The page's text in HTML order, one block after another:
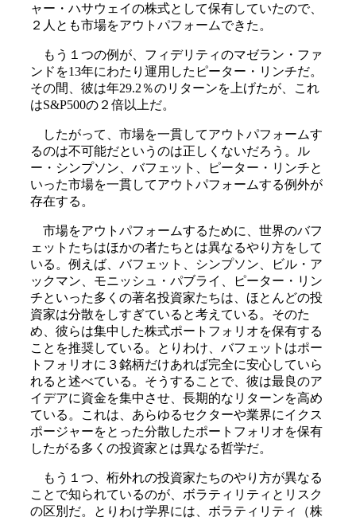
ャー・ハサウェイの株式として保有していたので、
２人とも市場をアウトパフォームできた。
もう１つの例が、フィデリティのマゼラン・ファ
ンドを13年にわたり運用したピーター・リンチだ。
その間、彼は年29.2％のリターンを上げたが、これ
はS&P500の２倍以上だ。
したがって、市場を一貫してアウトパフォームす
るのは不可能だというのは正しくないだろう。ル
ー・シンプソン、バフェット、ピーター・リンチと
いった市場を一貫してアウトパフォームする例外が
存在する。
市場をアウトパフォームするために、世界のバフ
ェットたちはほかの者たちとは異なるやり方をして
いる。例えば、バフェット、シンプソン、ビル・ア
ックマン、モニッシュ・パブライ、ピーター・リン
チといった多くの著名投資家たちは、ほとんどの投
資家は分散をしすぎていると考えている。そのた
め、彼らは集中した株式ポートフォリオを保有する
ことを推奨している。とりわけ、バフェットはポー
トフォリオに３銘柄だけあれば完全に安心していら
れると述べている。そうすることで、彼は最良のア
イデアに資金を集中させ、長期的なリターンを高め
ている。これは、あらゆるセクターや業界にイクス
ポージャーをとった分散したポートフォリオを保有
したがる多くの投資家とは異なる哲学だ。
もう１つ、桁外れの投資家たちのやり方が異なる
ことで知られているのが、ボラティリティとリスク
の区別だ。とりわけ学界には、ボラティリティ（株